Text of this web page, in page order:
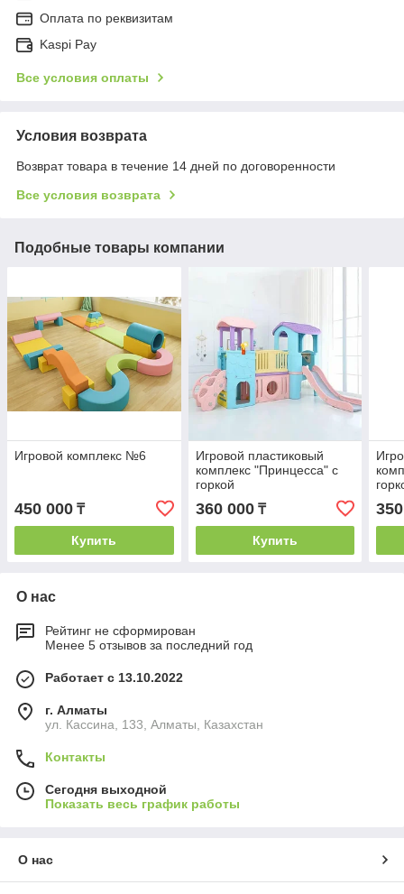
Оплата по реквизитам
Kaspi Pay
Все условия оплаты
Условия возврата
Возврат товара в течение 14 дней по договоренности
Все условия возврата
Подобные товары компании
Игровой комплекс №6
450 000 ₸
Купить
Игровой пластиковый
комплекс "Принцесса" с
горкой
360 000₸
Купить
О нас
Рейтинг не сформирован
Менее 5 отзывов за последний год
Работает с 13.10.2022
г. Алматы
ул. Кассина, 133, Алматы, Казахстан
Контакты
Сегодня выходной
Показать весь график работы
О нас